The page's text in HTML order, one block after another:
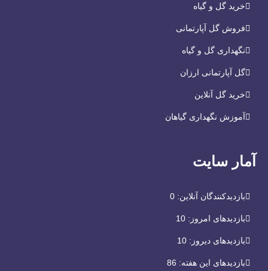
خرید گل و گیاه
فروش گل آپارتمانی
نگهداری گل و گیاه
گل آپارتمانی ارزان
خرید گل آنلاین
آموزش نگهداری گیاهان
آمار سایت
بازدیدکنندگان آنلاین: 0
بازدیدهای امروز: 10
بازدیدهای دیروز: 10
بازدیدهای این هفته: 86